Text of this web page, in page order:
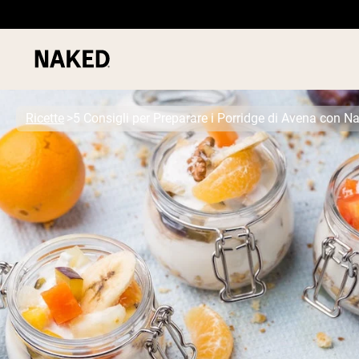
Termini di ricerca popolari
”Protein Powder“
”Overnight Oats“
”Vegan protein“
”Collagen“
”Micellar Casein“
PROTEIN
Ricette 5 Consigli per Preparare i Porridge di Avena con